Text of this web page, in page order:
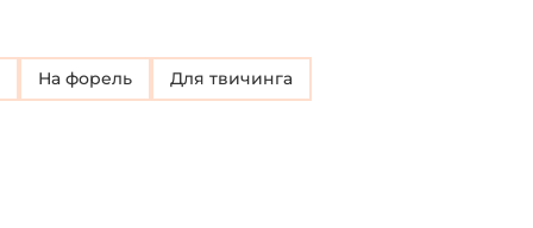
на форель для твичинга